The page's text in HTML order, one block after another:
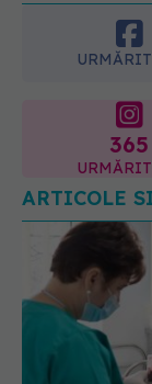
365
ARTICOLE